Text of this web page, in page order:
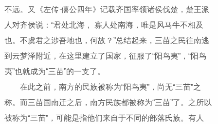
不远。又《左传·僖公四年》记载齐国率领诸侯伐楚，楚王派
人对齐侯说：“君处北海， 寡人处南海，唯是风马牛不相及
也。不虞君之涉吾地也，何故？”总结起来，三苗之民往南逃
到云梦泽附近，在这里建立了国家，征服了“阳鸟夷”，“阳鸟
夷”也就成为“三苗”的一支了。
在此之前，南方的民族被称为“阳鸟夷”，尚无“三苗”之
称。而三苗国南迁之后，南方民族都被称为“三苗”了。之所以
被称为“三苗”，可能是指他们来自于不同的部落氏族。有人